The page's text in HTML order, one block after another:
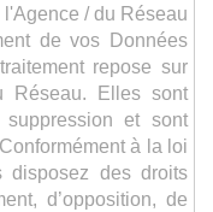
/ du Réseau
de vos Données
repose sur
Réseau. Elles sont
et sont
à la loi
disposez des droits
d’opposition, de